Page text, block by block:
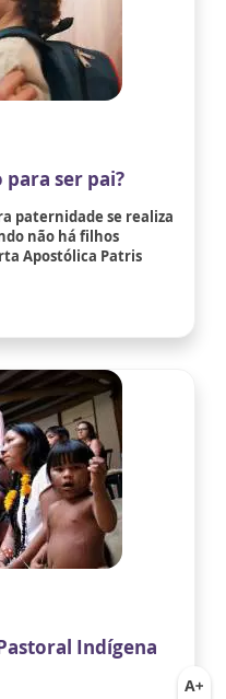
para ser pai?
paternidade se realiza
não há filhos
Apostólica Patris
Indígena